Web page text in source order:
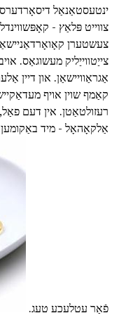
ינטעסטאַנאַל
צווייט פּלאַץ -
צעשטערן
צייַטווייַליק מעשוגאַס.
אַגראַוויישאַן. און דיין
קאַמף שוין אויף
רעזולטאַטן. אין דעם
אַלקאָהאָל - מיד באַקומען
פֿאַר עטלעכע טעג.